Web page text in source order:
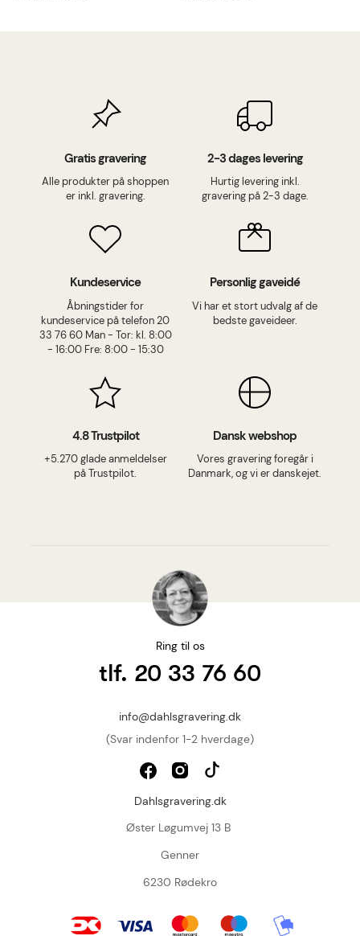
Gratis gravering
Alle produkter på shoppen
er inkl. gravering.
2-3 dages levering
Hurtig levering inkl.
gravering på 2-3 dage.
Kundeservice
Åbningstider for
kundeservice på telefon 20
33 76 60 Man - Tor: kl. 8:00
- 16:00 Fre: 8:00 - 15:30
Personlig gaveidé
Vi har et stort udvalg af de
bedste gaveideer.
4.8 Trustpilot
+5.270 glade anmeldelser
på Trustpilot.
Dansk webshop
Vores gravering foregår i
Danmark, og vi er danskejet.
Ring til os
tlf. 20 33 76 60
info@dahlsgravering.dk
(Svar indenfor 1-2 hverdage)
Dahlsgravering.dk
Øster Løgumvej 13 B
Genner
6230 Rødekro